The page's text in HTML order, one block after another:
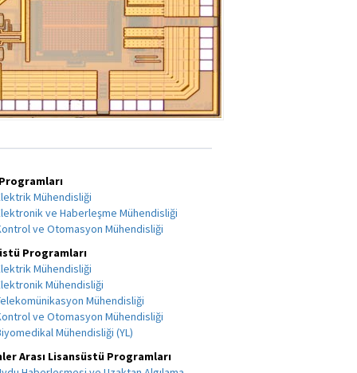
Mühendisliği
ve Haberleşme Mühendisliği
ve Otomasyon Mühendisliği
Programları
Mühendisliği
Mühendisliği
Mühendisliği
ve Otomasyon Mühendisliği
Mühendisliği (YL)
Arası Lisansüstü Programları